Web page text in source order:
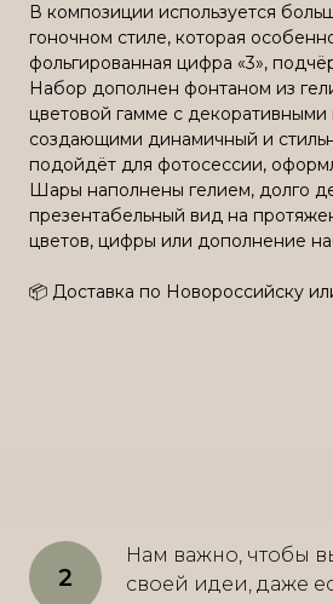
В композиции используется
гоночном стиле, которая
фольгированная цифра «3»,
Набор дополнен фонтаном из
цветовой гамме с
создающими динамичный и
подойдёт для фотосессии,
Шары наполнены гелием, долго
презентабельный вид на
цветов, цифры или дополнение
📦 Доставка по Новороссийску
Нам важно, чтобы
своей идеи, даже